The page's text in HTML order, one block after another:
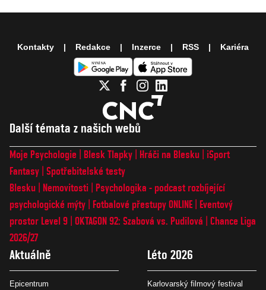
Další témata z našich webů
Moje Psychologie Blesk Tlapky Hráči na Blesku
iSport
Fantasy Spotřebitelské testy
Blesku
Nemovitosti
Psychologika - podcast rozbíjející
psychologické mýty
Fotbalové přestupy ONLINE
Eventový
prostor Level 9 OKTAGON 92: Szabová vs. Pudilová
Chance Liga
2026/27
Aktuálně
Epicentrum
Léto 2026
Karlovarský filmový festival
Kontakty Redakce Inzerce RSS Kariéra